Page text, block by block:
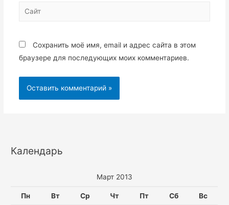
Сайт
Сохранить моё имя, email и адрес сайта в этом
браузере для последующих моих комментариев.
Календарь
Март 2013
Пн Вт Ср Чт Пт Сб Вс